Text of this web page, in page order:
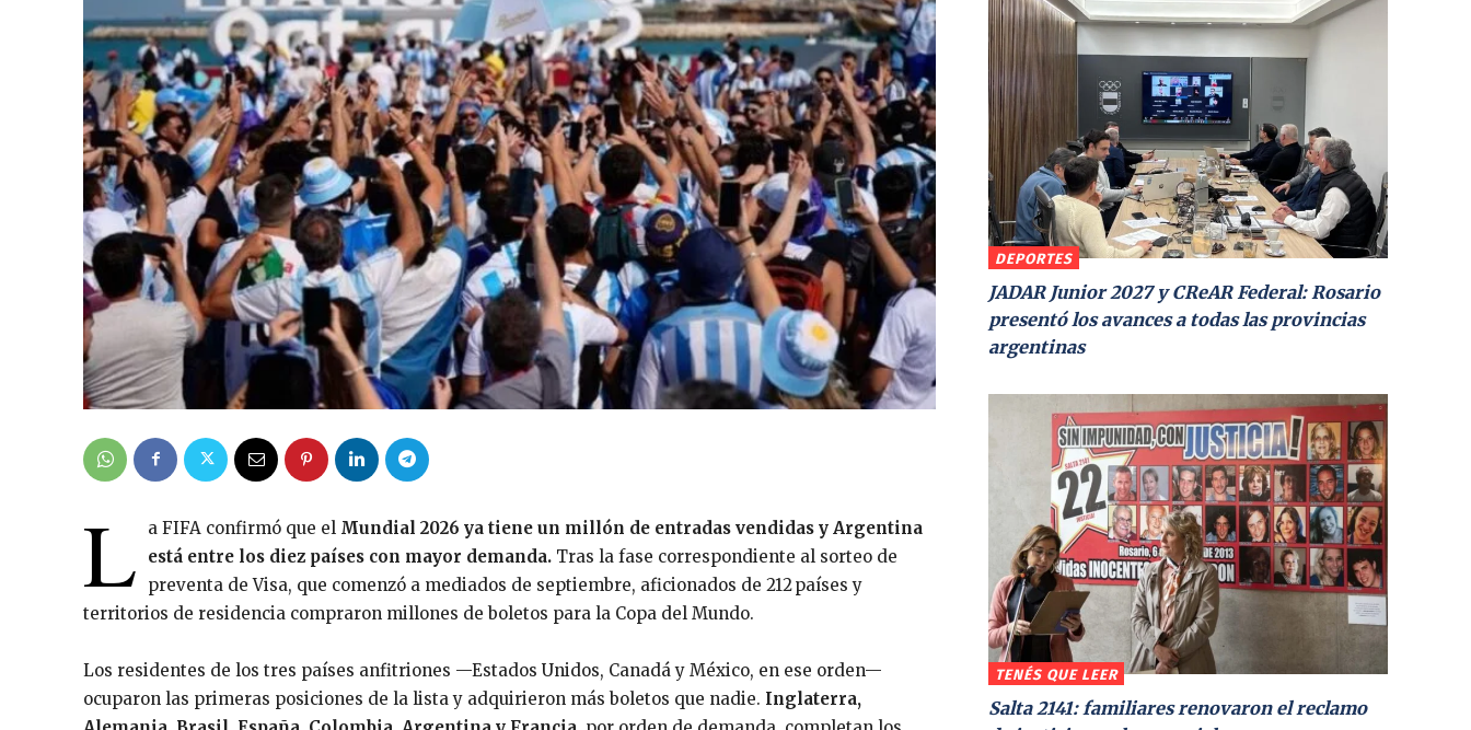
L a FIFA confirmó que el Mundial 2026 ya tiene un millón de entradas vendidas y Argentina
está entre los diez países con mayor demanda. Tras la fase correspondiente al sorteo de
preventa de Visa, que comenzó a mediados de septiembre, aficionados de 212 países y
territorios de residencia compraron millones de boletos para la Copa del Mundo.
Los residentes de los tres países anfitriones —Estados Unidos, Canadá y México, en ese orden—
ocuparon las primeras posiciones de la lista y adquirieron más boletos que nadie. Inglaterra,
DEPORTES
JADAR Junior 2027 y CReAR Federal: Rosario
presentó los avances a todas las provincias
argentinas
TENÉS QUE LEER
Salta 2141: familiares renovaron el reclamo